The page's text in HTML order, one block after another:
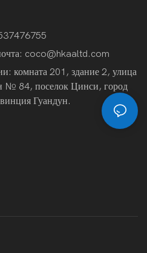
coco@hkaaltd.com
комната 201, здание 2, улица
№ 84, поселок Цинси, город
Гуандун.